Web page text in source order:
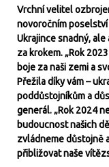
Vrchní velitel
novoročním
Ukrajince snadný,
za krokem. „Rok
boje za naši zemi a
Přežila díky vám –
poddůstojníkům a
generál. „Rok 2024
budoucnost našich
zvládneme důstojně
přibližovat naše